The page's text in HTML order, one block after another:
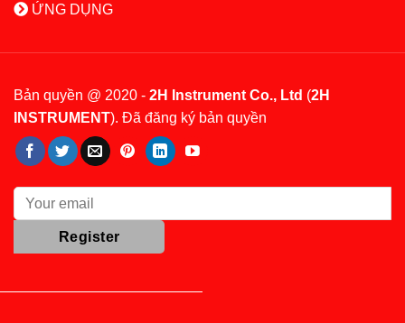
ỨNG DỤNG
Bản quyền @ 2020 - 2H Instrument Co., Ltd (2H
INSTRUMENT). Đã đăng ký bản quyền